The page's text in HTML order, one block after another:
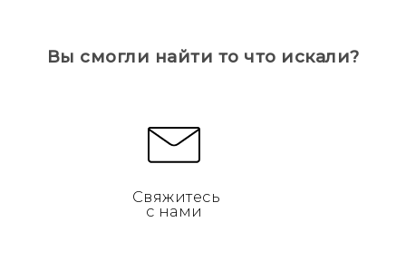
Вы смогли найти то что искали?
Свяжитесь
с нами